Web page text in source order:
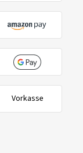
Vorkasse